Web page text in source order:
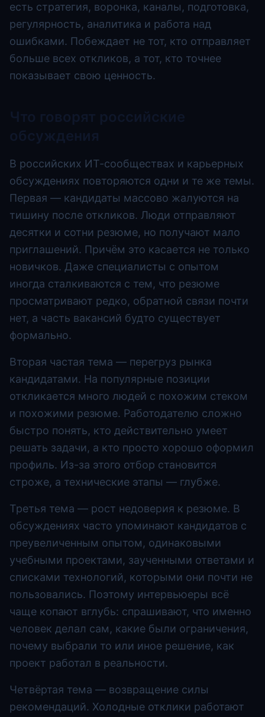
есть стратегия, воронка, каналы, подготовка,
регулярность, аналитика и работа над
ошибками. Побеждает не тот, кто отправляет
больше всех откликов, а тот, кто точнее
показывает свою ценность.
Что говорят российские
обсуждения
В российских ИТ-сообществах и карьерных
обсуждениях повторяются одни и те же темы.
Первая — кандидаты массово жалуются на
тишину после откликов. Люди отправляют
десятки и сотни резюме, но получают мало
приглашений. Причём это касается не только
новичков. Даже специалисты с опытом
иногда сталкиваются с тем, что резюме
просматривают редко, обратной связи почти
нет, а часть вакансий будто существует
формально.
Вторая частая тема — перегруз рынка
кандидатами. На популярные позиции
откликается много людей с похожим стеком
и похожими резюме. Работодателю сложно
быстро понять, кто действительно умеет
решать задачи, а кто просто хорошо оформил
профиль. Из-за этого отбор становится
строже, а технические этапы — глубже.
Третья тема — рост недоверия к резюме. В
обсуждениях часто упоминают кандидатов с
преувеличенным опытом, одинаковыми
учебными проектами, заученными ответами и
списками технологий, которыми они почти не
пользовались. Поэтому интервьюеры всё
чаще копают вглубь: спрашивают, что именно
человек делал сам, какие были ограничения,
почему выбрали то или иное решение, как
проект работал в реальности.
Четвёртая тема — возвращение силы
рекомендаций. Холодные отклики работают